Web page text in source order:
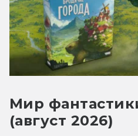
Мир
(август 2026)